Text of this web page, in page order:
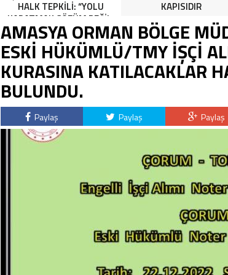
HALK TEPKİLİ: “YOLU
KAPATMAK ÇÖZÜM DEĞİL,
GÖREVİNİ YAP!”
KAPISIDIR
AMASYA ORMAN BÖLGE
ESKİ HÜKÜMLÜ/TMY İŞÇİ
KURASINA KATILACAKLAR
BULUNDU.
Paylaş Paylaş Paylaş